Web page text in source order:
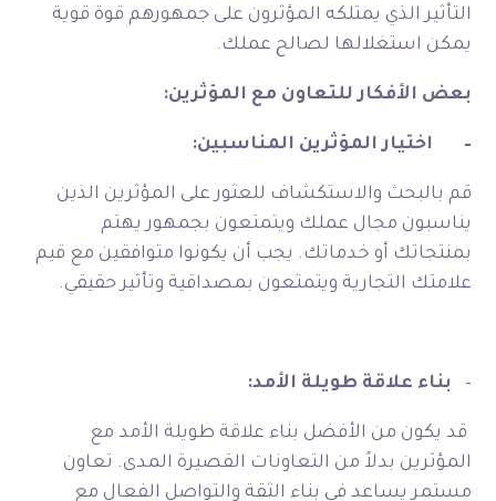
التأثير الذي يمتلكه المؤثرون على جمهورهم قوة قوية
يمكن استغلالها لصالح عملك.
بعض الأفكار للتعاون مع المؤثرين:
– اختيار المؤثرين المناسبين:
قم بالبحث والاستكشاف للعثور على المؤثرين الذين
يناسبون مجال عملك ويتمتعون بجمهور يهتم
بمنتجاتك أو خدماتك. يجب أن يكونوا متوافقين مع قيم
علامتك التجارية ويتمتعون بمصداقية وتأثير حقيقي.
– بناء علاقة طويلة الأمد:
قد يكون من الأفضل بناء علاقة طويلة الأمد مع
المؤثرين بدلاً من التعاونات القصيرة المدى. تعاون
مستمر يساعد في بناء الثقة والتواصل الفعال مع